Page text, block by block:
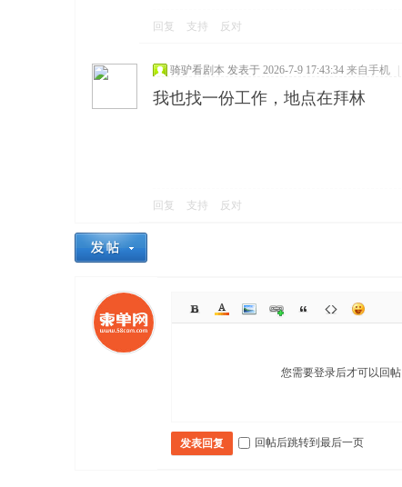
回复 支持 反对
骑驴看剧本 发表于 2026-7-9 17:43:34 来自手机
我也找一份工作，地点在拜林
回复 支持 反对
您需要登录后才可以回帖
发表回复 回帖后跳转到最后一页